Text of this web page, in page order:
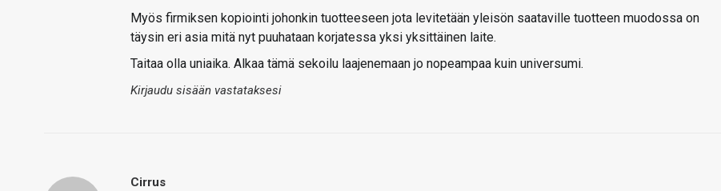
Myös firmiksen kopiointi johonkin tuotteeseen jota levitetään yleisön saataville tuotteen muodossa on
täysin eri asia mitä nyt puuhataan korjatessa yksi yksittäinen laite.
Taitaa olla uniaika. Alkaa tämä sekoilu laajenemaan jo nopeampaa kuin universumi.
Kirjaudu sisään vastataksesi
Cirrus